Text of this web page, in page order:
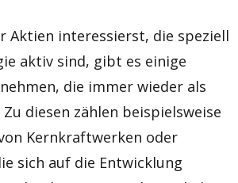
Aktien interessierst, die speziell
aktiv sind, gibt es einige
die immer wieder als
diesen zählen beispielsweise
Kernkraftwerken oder
sich auf die Entwicklung